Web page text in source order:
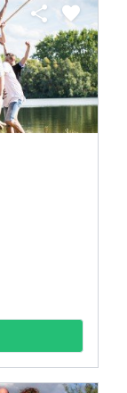
share favorite